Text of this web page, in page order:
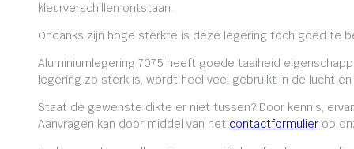
kleurverschillen ontstaan.
Ondanks zijn hoge sterkte is deze legering toch goed te
Aluminiumlegering 7075 heeft goede taaiheid
legering zo sterk is, wordt heel veel gebruikt in de lucht
Staat de gewenste dikte er niet tussen? Door kennis,
Aanvragen kan door middel van het contactformulier op